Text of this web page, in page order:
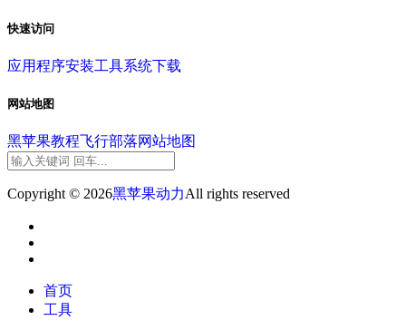
快速访问
应用程序安装工具系统下载
网站地图
黑苹果教程飞行部落网站地图
Copyright © 2026黑苹果动力All rights reserved
首页
工具